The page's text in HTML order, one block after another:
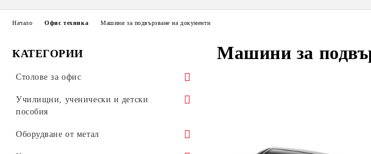
КАТЕГОРИИ
Столове за офис
Посетителски столове
Училищни, ученически и детски
пособия
Обзавеждане за училища
Оборудване от метал
Начало Офис техника Машини за подвързване на документи
Машини за